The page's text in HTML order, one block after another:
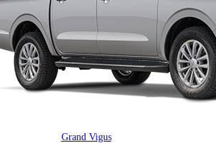
Grand Vigus